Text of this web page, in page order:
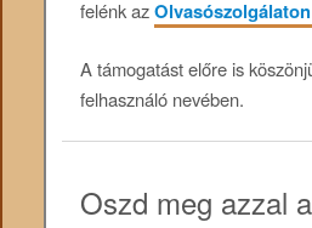
felénk az
A támogatást előre is
felhasználó nevében.
Oszd meg azzal